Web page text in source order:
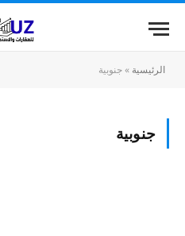
الرئيسية »جنوبية
جنوبية